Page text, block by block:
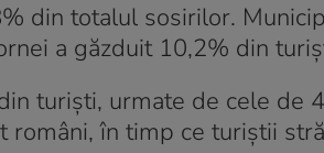
din totalul sosirilor.
a găzduit 10,2% din
turiști, urmate de cele de
români, în timp ce turiștii